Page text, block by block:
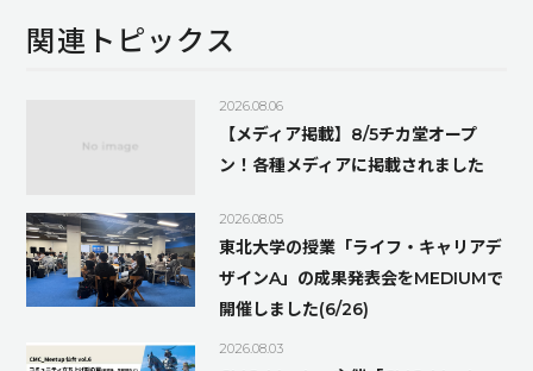
関連トピックス
2026.08.06
【メディア掲載】8/5チカ堂オープ
ン！各種メディアに掲載されました
2026.08.05
東北大学の授業「ライフ・キャリアデ
ザインA」の成果発表会をMEDIUMで
開催しました(6/26)
2026.08.03